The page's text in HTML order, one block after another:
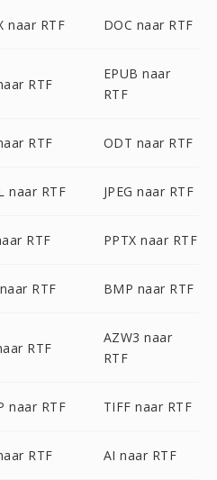
naar RTF DOC naar RTF
RTF
EPUB naar
RTF
RTF ODT naar RTF
naar RTF JPEG naar RTF
RTF PPTX naar RTF
RTF BMP naar RTF
RTF
AZW3 naar
RTF
naar RTF TIFF naar RTF
RTF AI naar RTF